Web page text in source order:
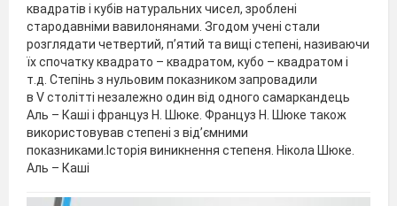
квадратів і кубів натуральних чисел, зроблені
стародавніми вавилонянами. Згодом учені стали
розглядати четвертий, п’ятий та вищі степені, називаючи
їх спочатку квадрато – квадратом, кубо – квадратом і
т.д. Степінь з нульовим показником запровадили
в V столітті незалежно один від одного самаркандець
Аль – Каші і француз Н. Шюке. Француз Н. Шюке також
використовував степені з від’ємними
показниками.Історія виникнення степеня. Нікола Шюке.
Аль – Каші